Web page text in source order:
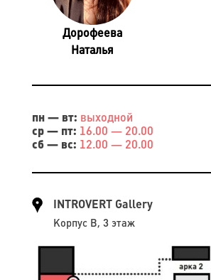
Дорофеева
Наталья
пн — вт: выходной
ср — пт: 16.00 — 20.00
сб — вс: 12.00 — 20.00
INTROVERT Gallery
Корпус B, 3 этаж